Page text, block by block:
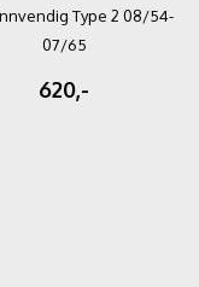
Type 2 08/54-
07/65
620,-